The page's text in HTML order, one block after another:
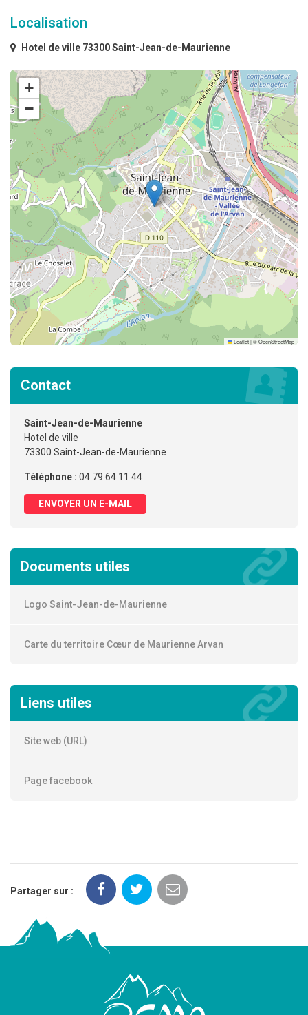
Localisation
Hotel de ville 73300 Saint-Jean-de-Maurienne
+
−
Leaflet|©OpenStreetMap
Contact
Saint-Jean-de-Maurienne
Hotel de ville
73300 Saint-Jean-de-Maurienne
Téléphone : 04 79 64 11 44
ENVOYER UN E-MAIL
Documents utiles
Logo Saint-Jean-de-Maurienne
Carte du territoire Cœur de Maurienne Arvan
Liens utiles
Site web (URL)
Page facebook
Partager sur :